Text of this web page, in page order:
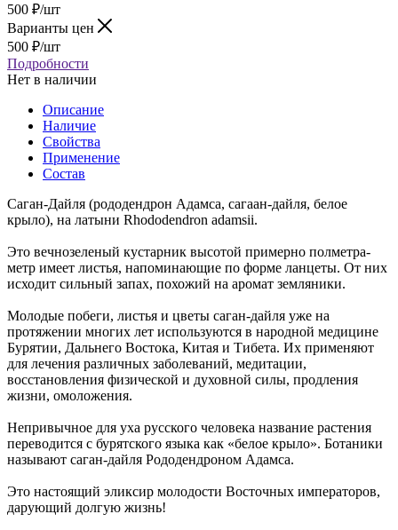
500 ₽/шт
Варианты цен
500 ₽/шт
Подробности
Нет в наличии
Описание
Наличие
Свойства
Применение
Состав
Саган-Дайля (рододендрон Адамса, сагаан-дайля, белое
крыло), на латыни Rhododendron adamsii.
Это вечнозеленый кустарник высотой примерно полметра-
метр имеет листья, напоминающие по форме ланцеты. От них
исходит сильный запах, похожий на аромат земляники.
Молодые побеги, листья и цветы саган-дайля уже на
протяжении многих лет используются в народной медицине
Бурятии, Дальнего Востока, Китая и Тибета. Их применяют
для лечения различных заболеваний, медитации,
восстановления физической и духовной силы, продления
жизни, омоложения.
Непривычное для уха русского человека название растения
переводится с бурятского языка как «белое крыло». Ботаники
называют саган-дайля Рододендроном Адамса.
Это настоящий эликсир молодости Восточных императоров,
дарующий долгую жизнь!